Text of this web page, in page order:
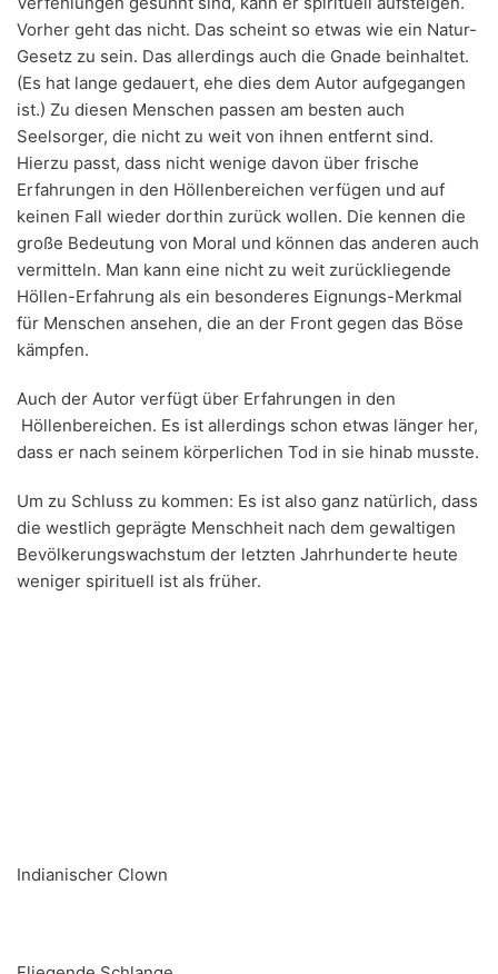
Vorher geht das nicht. Das scheint so etwas wie ein Natur-
Gesetz zu sein. Das allerdings auch die Gnade beinhaltet.
(Es hat lange gedauert, ehe dies dem Autor aufgegangen
ist.) Zu diesen Menschen passen am besten auch
Seelsorger, die nicht zu weit von ihnen entfernt sind.
Hierzu passt, dass nicht wenige davon über frische
Erfahrungen in den Höllenbereichen verfügen und auf
keinen Fall wieder dorthin zurück wollen. Die kennen die
große Bedeutung von Moral und können das anderen auch
vermitteln. Man kann eine nicht zu weit zurückliegende
Höllen-Erfahrung als ein besonderes Eignungs-Merkmal
für Menschen ansehen, die an der Front gegen das Böse
kämpfen.
Auch der Autor verfügt über Erfahrungen in den
Höllenbereichen. Es ist allerdings schon etwas länger her,
dass er nach seinem körperlichen Tod in sie hinab musste.
Um zu Schluss zu kommen: Es ist also ganz natürlich, dass
die westlich geprägte Menschheit nach dem gewaltigen
Bevölkerungswachstum der letzten Jahrhunderte heute
weniger spirituell ist als früher.
Indianischer Clown